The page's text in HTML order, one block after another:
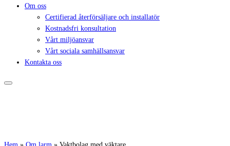
Om oss
Certifierad återförsäljare och installatör
Kostnadsfri konsultation
Vårt miljöansvar
Vårt sociala samhällsansvar
Kontakta oss